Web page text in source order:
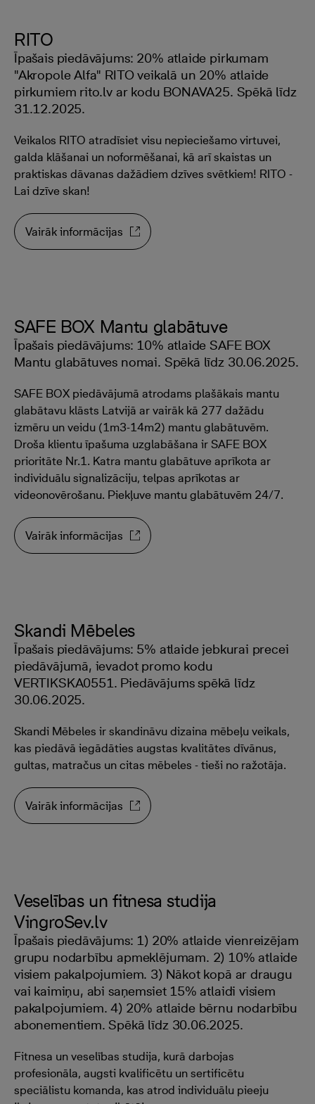
RITO
Īpašais piedāvājums: 20% atlaide pirkumam
"Akropole Alfa" RITO veikalā un 20% atlaide
pirkumiem rito.lv ar kodu BONAVA25. Spēkā līdz
31.12.2025.
Veikalos RITO atradīsiet visu nepieciešamo virtuvei,
galda klāšanai un noformēšanai, kā arī skaistas un
praktiskas dāvanas dažādiem dzīves svētkiem! RITO -
Lai dzīve skan!
Vairāk informācijas
SAFE BOX Mantu glabātuve
Īpašais piedāvājums: 10% atlaide SAFE BOX
Mantu glabātuves nomai. Spēkā līdz 30.06.2025.
SAFE BOX piedāvājumā atrodams plašākais mantu
glabātavu klāsts Latvijā ar vairāk kā 277 dažādu
izmēru un veidu (1m3-14m2) mantu glabātuvēm.
Droša klientu īpašuma uzglabāšana ir SAFE BOX
prioritāte Nr.1. Katra mantu glabātuve aprīkota ar
individuālu signalizāciju, telpas aprīkotas ar
videonovērošanu. Piekļuve mantu glabātuvēm 24/7.
Vairāk informācijas
Skandi Mēbeles
Īpašais piedāvājums: 5% atlaide jebkurai precei
piedāvājumā, ievadot promo kodu
VERTIKSKA0551. Piedāvājums spēkā līdz
30.06.2025.
Skandi Mēbeles ir skandināvu dizaina mēbeļu veikals,
kas piedāvā iegādāties augstas kvalitātes dīvānus,
gultas, matračus un citas mēbeles - tieši no ražotāja.
Vairāk informācijas
Veselības un fitnesa studija
VingroSev.lv
Īpašais piedāvājums: 1) 20% atlaide vienreizējam
grupu nodarbību apmeklējumam. 2) 10% atlaide
visiem pakalpojumiem. 3) Nākot kopā ar draugu
vai kaimiņu, abi saņemsiet 15% atlaidi visiem
pakalpojumiem. 4) 20% atlaide bērnu nodarbību
abonementiem. Spēkā līdz 30.06.2025.
Fitnesa un veselības studija, kurā darbojas
profesionāla, augsti kvalificētu un sertificētu
speciālistu komanda, kas atrod individuālu pieeju